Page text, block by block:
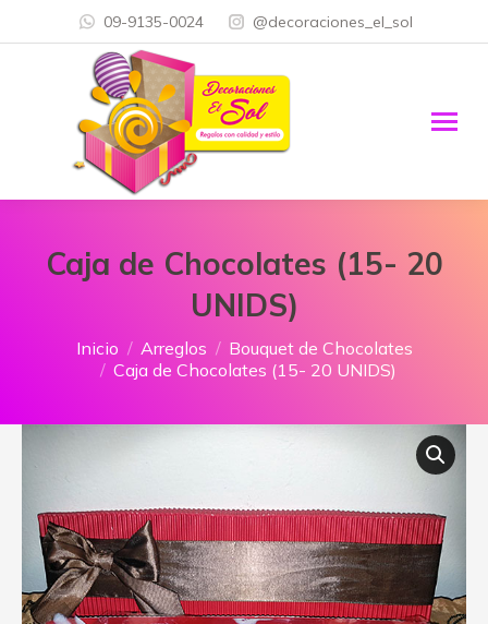
09-9135-0024 @decoraciones_el_sol
Caja de Chocolates (15- 20
UNIDS)
Estás aquí:
Inicio Arreglos
Bouquet de Chocolates
Caja de Chocolates (15- 20 UNIDS)